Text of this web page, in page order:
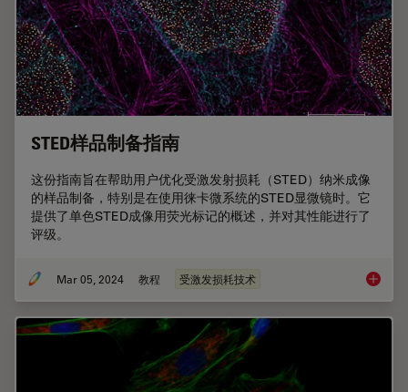
STED样品制备指南
这份指南旨在帮助用户优化受激发射损耗（STED）纳米成像
的样品制备，特别是在使用徕卡微系统的STED显微镜时。它
提供了单色STED成像用荧光标记的概述，并对其性能进行了
评级。
Mar 05, 2024 教程 受激发损耗技术 STED